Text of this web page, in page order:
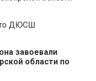
ДЮСШ
завоевали
области по